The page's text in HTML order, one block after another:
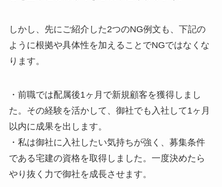
しかし、先にご紹介した2つのNG例文も、下記の
ように根拠や具体性を加えることでNGではなくな
ります。
・前職では配属後1ヶ月で新規顧客を獲得しまし
た。その経験を活かして、御社でも入社して1ヶ月
以内に成果を出します。
・私は御社に入社したい気持ちが強く、募集条件
である宅建の資格を取得しました。一度決めたら
やり抜く力で御社を成長させます。